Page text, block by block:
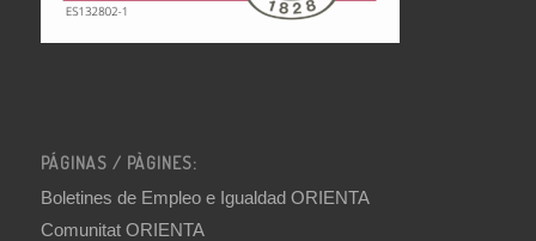
PÁGINAS / PÀGINES:
Boletines de Empleo e Igualdad ORIENTA
Comunitat ORIENTA